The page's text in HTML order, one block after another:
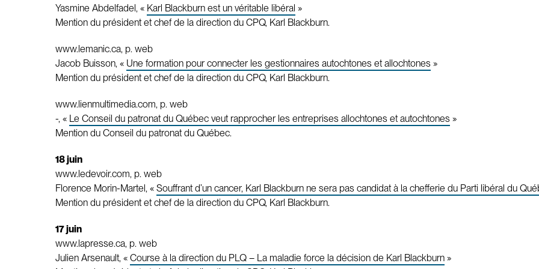
Yasmine Abdelfadel, « Karl Blackburn est un véritable libéral »
Mention du président et chef de la direction du CPQ, Karl Blackburn.
www.lemanic.ca, p. web
Jacob Buisson, « Une formation pour connecter les gestionnaires autochtones et allochtones »
Mention du président et chef de la direction du CPQ, Karl Blackburn.
www.lienmultimedia.com, p. web
-, « Le Conseil du patronat du Québec veut rapprocher les entreprises allochtones et autochtones »
Mention du Conseil du patronat du Québec.
18 juin
www.ledevoir.com, p. web
Florence Morin-Martel, « Souffrant d’un cancer, Karl Blackburn ne sera pas candidat à la chefferie du Parti libéral du
Mention du président et chef de la direction du CPQ, Karl Blackburn.
17 juin
www.lapresse.ca, p. web
Julien Arsenault, « Course à la direction du PLQ – La maladie force la décision de Karl Blackburn »